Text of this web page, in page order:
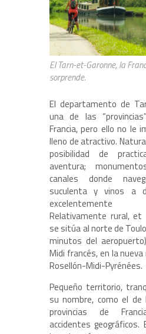
El Tarn-et-Garonne, la
sorprende.
El departamento de
una de las
Francia, pero ello no le
lleno de atractivo.
posibilidad de
aventura;
canales donde
suculenta y vinos a
excelentemente
Relativamente rural, et
se sitúa al norte de
minutos del
Midi francés, en la nueva
Rosellón-Midi-Pyrénées.
Pequeño territorio,
su nombre, como el
provincias de
accidentes